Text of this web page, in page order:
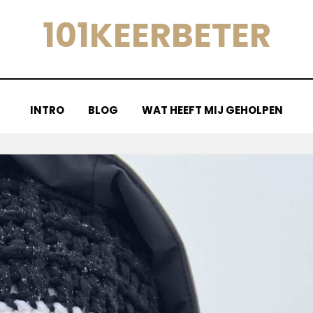
101KEERBETER
INTRO BLOG WAT HEEFT MIJ GEHOLPEN